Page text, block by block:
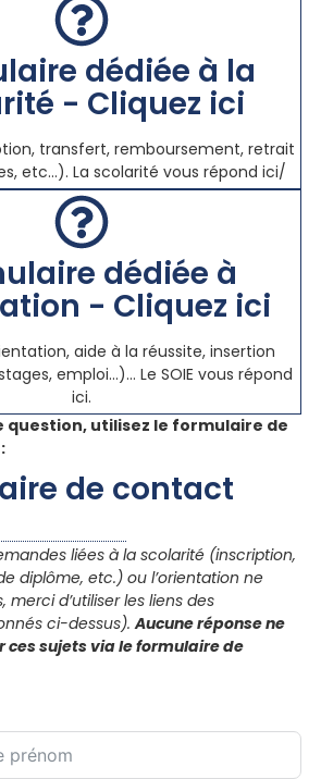
dédiée à la
- Cliquez ici
transfert, remboursement, retrait
etc...). La scolarité vous répond ici/
dédiée à
- Cliquez ici
aide à la réussite, insertion
emploi...)... Le SOIE vous répond
ici.
question, utilisez le formulaire de
de contact
liées à la scolarité (inscription,
diplôme, etc.) ou l’orientation ne
merci d’utiliser les liens des
ci-dessus).Aucune réponse ne
ces sujets via le formulaire de